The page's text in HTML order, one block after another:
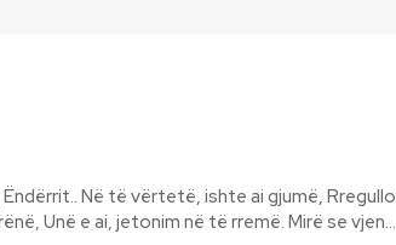
mbrapsht, Në një ëndërr truri kish rënë, Unë e ai, jetonim në të rremë. Mirë se vjen...